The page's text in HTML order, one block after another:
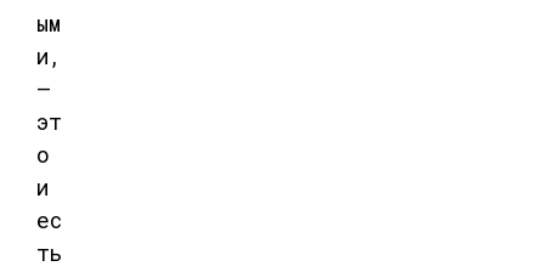
ым
и,
—
эт
о
и
ес
ть